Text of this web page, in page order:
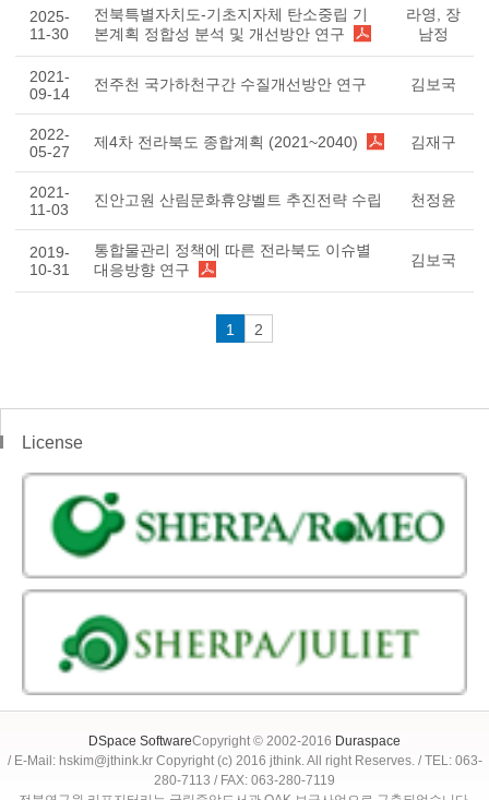
2025-
11-30
전북특별자치도-기초지자체 탄소중립 기
본계획 정합성 분석 및 개선방안 연구
라영, 장
남정
2021-
09-14
전주천 국가하천구간 수질개선방안 연구 김보국
2022-
05-27
제4차 전라북도 종합계획 (2021~2040) 김재구
2021-
11-03
진안고원 산림문화휴양벨트 추진전략 수립 천정윤
2019-
10-31
통합물관리 정책에 따른 전라북도 이슈별
대응방향 연구
김보국
1 2
License
DSpace SoftwareCopyright © 2002-2016 Duraspace
/ E-Mail: hskim@jthink.kr Copyright (c) 2016 jthink. All right Reserves. / TEL: 063-
280-7113 / FAX: 063-280-7119